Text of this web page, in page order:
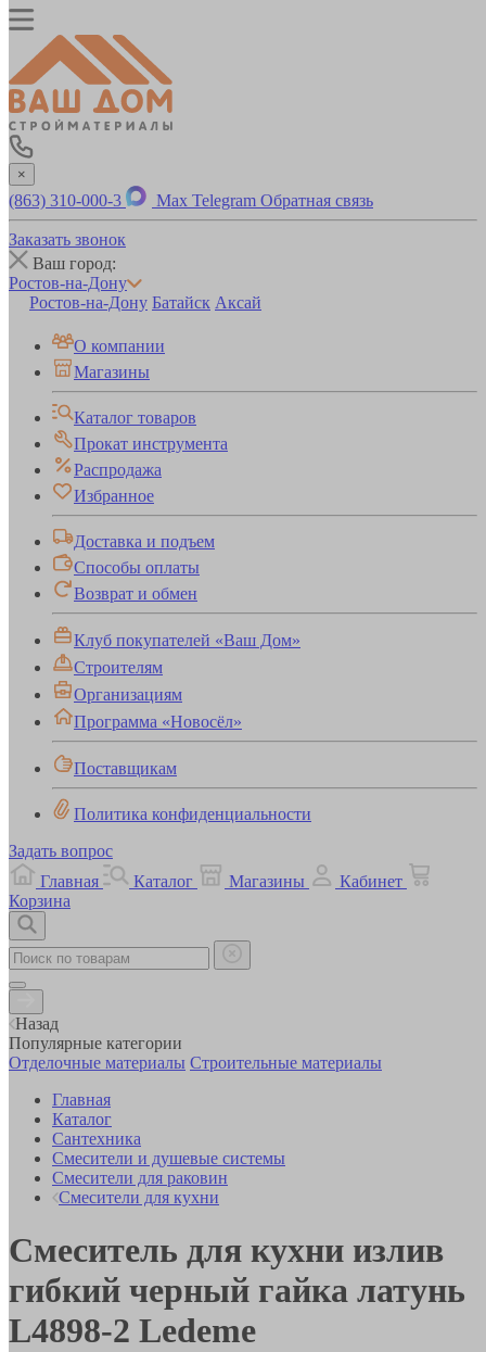
×
(863) 310-000-3 Max Telegram Обратная связь
Заказать звонок
Ваш город:
Ростов-на-Дону
Ростов-на-Дону Батайск Аксай
О компании
Магазины
Каталог товаров
Прокат инструмента
Распродажа
Избранное
Доставка и подъем
Способы оплаты
Возврат и обмен
Клуб покупателей «Ваш Дом»
Строителям
Организациям
Программа «Новосёл»
Поставщикам
Политика конфиденциальности
Задать вопрос
Главная
Каталог Магазины
Кабинет
Корзина
Назад
Популярные категории
Отделочные материалы Строительные материалы
Главная
Каталог
Сантехника
Смесители и душевые системы
Смесители для раковин
Смесители для кухни
Смеситель для кухни излив
гибкий черный гайка латунь
L4898-2 Ledeme